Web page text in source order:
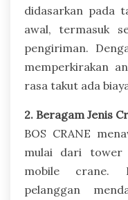
didasarkan pada
awal, termasuk
pengiriman.
memperkirakan
rasa takut ada
2. Beragam Jenis
BOS CRANE
mulai dari tower
mobile crane.
pelanggan